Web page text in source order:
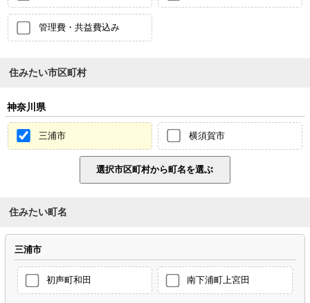
管理費・共益費込み
住みたい市区町村
神奈川県
三浦市 横須賀市
住みたい町名
三浦市
初声町和田 南下浦町上宮田